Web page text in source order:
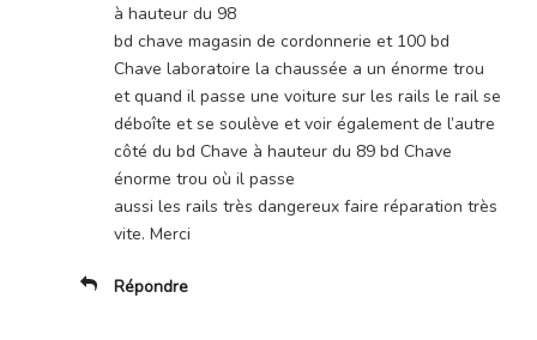
à hauteur du 98
bd chave magasin de cordonnerie et 100 bd
Chave laboratoire la chaussée a un énorme trou
et quand il passe une voiture sur les rails le rail se
déboîte et se soulève et voir également de l’autre
côté du bd Chave à hauteur du 89 bd Chave
énorme trou où il passe
aussi les rails très dangereux faire réparation très
vite. Merci
Répondre